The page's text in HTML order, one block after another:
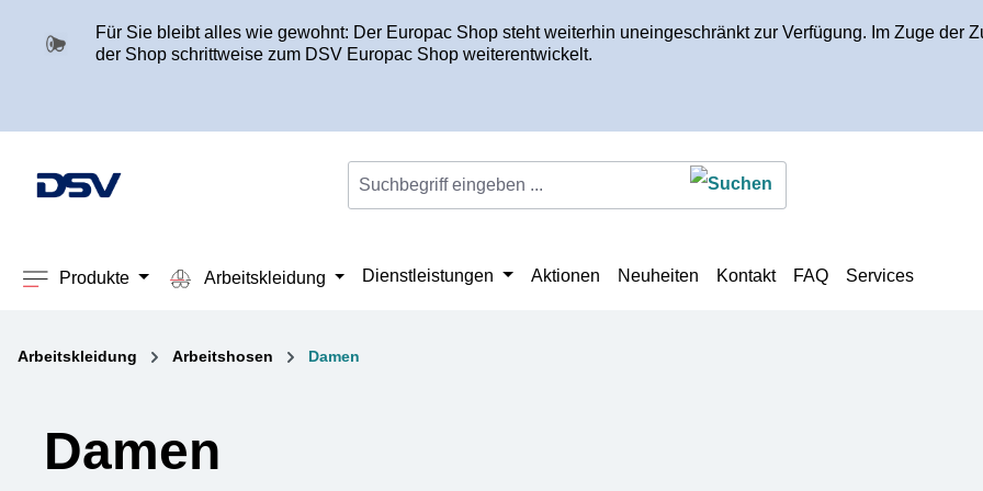
Zur Hauptnavigation springen
Für Sie bleibt alles wie gewohnt: Der Europac Shop steht weiterhin uneingeschränkt zur Verfügung. Im Zuge der
der Shop schrittweise zum DSV Europac Shop weiterentwickelt.
Produkte Arbeitskleidung Dienstleistungen Aktionen Neuheiten Kontakt FAQ Services
Arbeitskleidung Arbeitshosen Damen
Damen